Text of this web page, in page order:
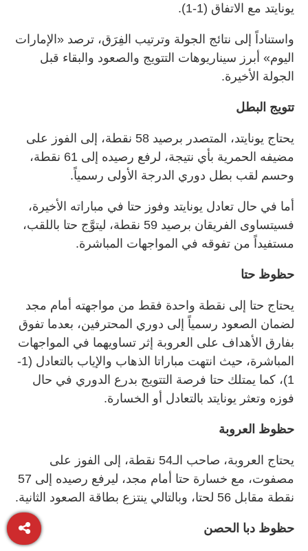
يونايتد مع الاتفاق (1-1).
واستناداً إلى نتائج الجولة وترتيب الفِرَق، ترصد «الإمارات
اليوم» أبرز سيناريوهات التتويج والصعود والبقاء قبل
الجولة الأخيرة.
تتويج البطل
يحتاج يونايتد، المتصدر برصيد 58 نقطة، إلى الفوز على
مضيفه الحمرية بأي نتيجة، لرفع رصيده إلى 61 نقطة،
وحسم لقب بطل دوري الدرجة الأولى رسمياً.
أما في حال تعادل يونايتد وفوز حتا في مباراته الأخيرة،
فسيتساوى الفريقان برصيد 59 نقطة، ليتوَّج حتا باللقب،
مستفيداً من تفوقه في المواجهات المباشرة.
حظوظ حتا
يحتاج حتا إلى نقطة واحدة فقط من مواجهته أمام مجد
لضمان الصعود رسمياً إلى دوري المحترفين، بعدما تفوق
بفارق الأهداف على العروبة إثر تساويهما في المواجهات
المباشرة، حيث انتهت مباراتا الذهاب والإياب بالتعادل (1-
1)، كما يمتلك حتا فرصة التتويج بدرع الدوري في حال
فوزه وتعثر يونايتد بالتعادل أو الخسارة.
حظوظ العروبة
يحتاج العروبة، صاحب الـ54 نقطة، إلى الفوز على
مصفوت، مع خسارة حتا أمام مجد، ليرفع رصيده إلى 57
نقطة مقابل 56 لحتا، وبالتالي ينتزع بطاقة الصعود الثانية.
حظوظ دبا الحصن